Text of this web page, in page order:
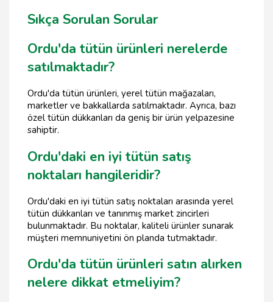
Sıkça Sorulan Sorular
Ordu'da tütün ürünleri nerelerde
satılmaktadır?
Ordu'da tütün ürünleri, yerel tütün mağazaları,
marketler ve bakkallarda satılmaktadır. Ayrıca, bazı
özel tütün dükkanları da geniş bir ürün yelpazesine
sahiptir.
Ordu'daki en iyi tütün satış
noktaları hangileridir?
Ordu'daki en iyi tütün satış noktaları arasında yerel
tütün dükkanları ve tanınmış market zincirleri
bulunmaktadır. Bu noktalar, kaliteli ürünler sunarak
müşteri memnuniyetini ön planda tutmaktadır.
Ordu'da tütün ürünleri satın alırken
nelere dikkat etmeliyim?